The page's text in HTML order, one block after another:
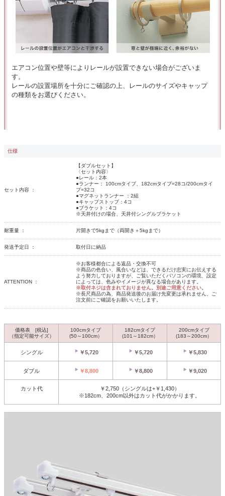
エアコン位置や壁等によりレールが設置できない場合がございま
す。
レールの設置場所を十分にご確認の上、レールのサイズやキャップ
の種類をお選びください。
仕様
セット内容 ：
【ダブルセット】
〈セット内容〉
●レール：2本
●ランナー： 100cmタイプ、182cmタイプ=28コ/200cmタイ
プ=32コ
●マグネットランナー ：2組
●キャップストップ：4コ
●ブラケット：4コ
※天井付けの場合、天井付シングルブラケット
耐重量 ： 片開きで5kgまで（両開き＋5kgまで）
発送予定日 ： 取付日に納品
ATTENTION ：
※お客様都合による返品・交換不可
※商品の色合い、風合いなどは、できるだけ忠実にお伝えする
よう努力しておりますが、ご覧いただくパソコンの環境、設定
によっては、色みやイメージが異なる場合があります。
※取付ネジは含まれておりません。別途ご用意ください。
※長尺商品の為、商品発送後のお届け先変更は承れません、ご
注文前にご確認をお願いいたします。
価格表 [税込]
（指定可能サイズ）
100cmタイプ
(50～100cm）
182cmタイプ
(101～182cm）
200cmタイプ
(183～200cm）
シングル ￥5,720 ￥5,720 ￥5,830
ダブル ￥8,800 ￥8,800 ￥9,020
カット代
￥2,750（シングルは+￥1,430）
※182cm、200cm以外はカット代がかかります。